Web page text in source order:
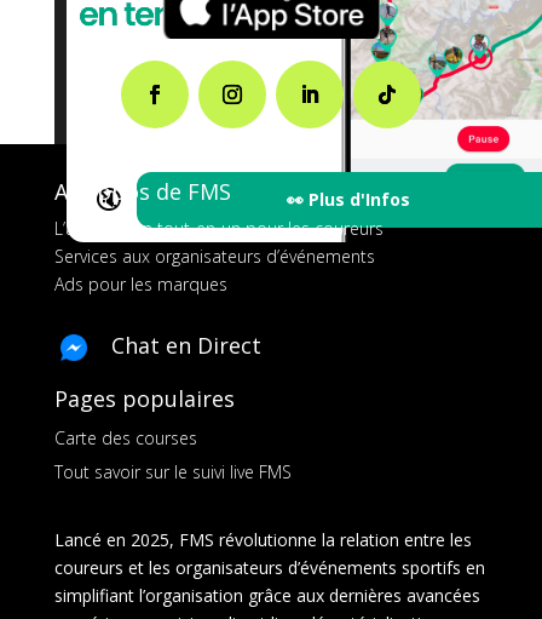
🔇 👀 Plus d'Infos
A propos de FMS
L’application tout-en-un pour les coureurs
Services aux organisateurs d’événements
Ads pour les marques
Chat en Direct
Pages populaires
Carte des courses
Tout savoir sur le suivi live FMS
Lancé en 2025, FMS révolutionne la relation entre les
coureurs et les organisateurs d’événements sportifs en
simplifiant l’organisation grâce aux dernières avancées